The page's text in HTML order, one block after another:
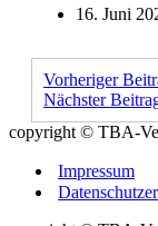
16. Juni
Vorheriger
Nächster
copyright © TBA-
Impressum